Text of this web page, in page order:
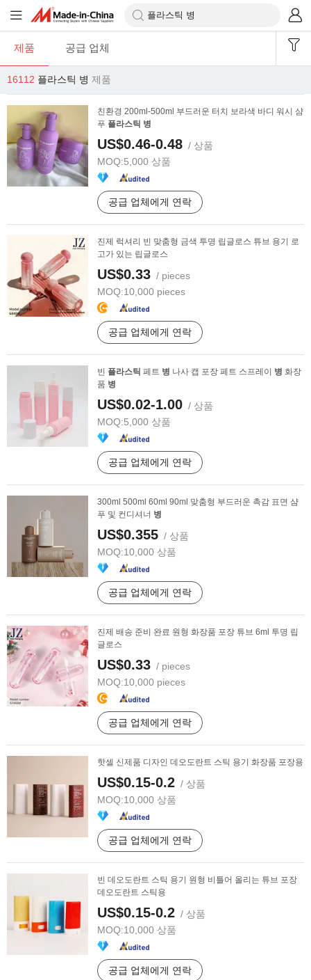
제품 공급 업체
16112 플라스틱 병 제품
친환경 200ml-500ml 부드러운 터치 보라색 바디 워시 샴
푸 플라스틱 병
US$0.46-0.48 / 상품
MOQ:5,000 상품
공급 업체에게 연락
진제 럭셔리 빈 맞춤형 금색 투명 립글로스 튜브 용기 로
고가 있는 립글로스
US$0.33 / pieces
MOQ:10,000 pieces
공급 업체에게 연락
빈 플라스틱 페트 병 나사 캡 포장 페트 스프레이 병 화장
품 병
US$0.02-1.00 / 상품
MOQ:5,000 상품
공급 업체에게 연락
300ml 500ml 60ml 90ml 맞춤형 부드러운 촉감 표면 샴
푸 및 컨디셔너 병
US$0.355 / 상품
MOQ:10,000 상품
공급 업체에게 연락
진제 배송 준비 완료 원형 화장품 포장 튜브 6ml 투명 립
글로스
US$0.33 / pieces
MOQ:10,000 pieces
공급 업체에게 연락
핫셀 신제품 디자인 데오도란트 스틱 용기 화장품 포장용
US$0.15-0.2 / 상품
MOQ:10,000 상품
공급 업체에게 연락
빈 데오도란트 스틱 용기 원형 비틀어 올리는 튜브 포장
데오도란트 스틱용
US$0.15-0.2 / 상품
MOQ:10,000 상품
공급 업체에게 연락